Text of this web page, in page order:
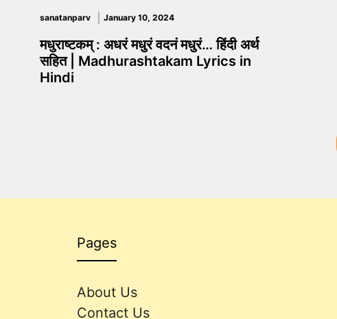
sanatanparv January 10, 2024
मधुराष्टकम् : अधरं मधुरं वदनं मधुरं… हिंदी अर्थ
सहित | Madhurashtakam Lyrics in
Hindi
Pages
About Us
Contact Us